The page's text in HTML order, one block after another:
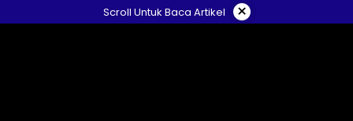
ke
Scroll Untuk Baca Artikel ×